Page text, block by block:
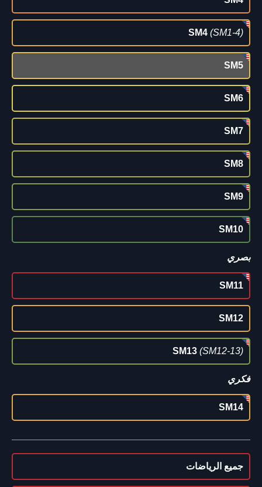
SM4 (SM1-4)
SM5
SM6
SM7
SM8
SM9
SM10
بصري
SM11
SM12
SM13 (SM12-13)
فكري
SM14
جميع الرياضات